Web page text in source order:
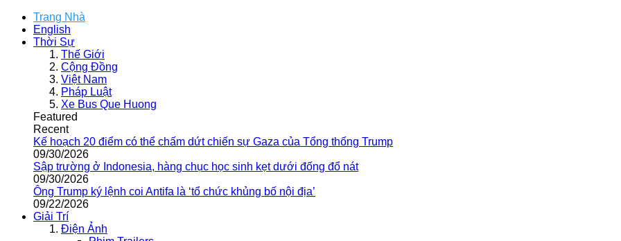
Trang Nhà
English
Thời Sự
Thế Giới
Cộng Đồng
Việt Nam
Pháp Luật
Xe Bus Que Huong
Featured
Recent
Kế hoạch 20 điểm có thể chấm dứt chiến sự Gaza của Tổng thống Trump
09/30/2026
Sập trường ở Indonesia, hàng chục học sinh kẹt dưới đống đổ nát
09/30/2026
Ông Trump ký lệnh coi Antifa là ‘tổ chức khủng bố nội địa’
09/22/2026
Giải Trí
Điện Ảnh